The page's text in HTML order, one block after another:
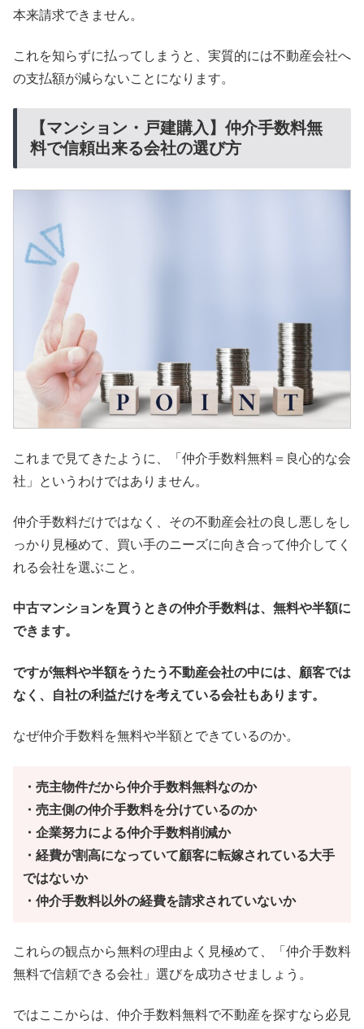
本来請求できません。
これを知らずに払ってしまうと、実質的には不動産会社へ
の支払額が減らないことになります。
【マンション・戸建購入】仲介手数料無
料で信頼出来る会社の選び方
これまで見てきたように、「仲介手数料無料＝良心的な会
社」というわけではありません。
仲介手数料だけではなく、その不動産会社の良し悪しをし
っかり見極めて、買い手のニーズに向き合って仲介してく
れる会社を選ぶこと。
中古マンションを買うときの仲介手数料は、無料や半額に
できます。
ですが無料や半額をうたう不動産会社の中には、顧客では
なく、自社の利益だけを考えている会社もあります。
なぜ仲介手数料を無料や半額とできているのか。
・売主物件だから仲介手数料無料なのか
・売主側の仲介手数料を分けているのか
・企業努力による仲介手数料削減か
・経費が割高になっていて顧客に転嫁されている大手
ではないか
・仲介手数料以外の経費を請求されていないか
これらの観点から無料の理由よく見極めて、「仲介手数料
無料で信頼できる会社」選びを成功させましょう。
ではここからは、仲介手数料無料で不動産を探すなら必見